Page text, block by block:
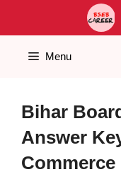
Menu
Bihar
Answer
Commerce